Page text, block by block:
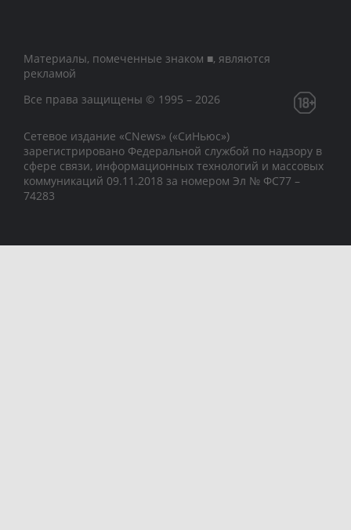
Материалы, помеченные знаком ■, являются
рекламой
Все права защищены © 1995 – 2026
Сетевое издание «CNews» («СиНьюс»)
зарегистрировано Федеральной службой по надзору в
сфере связи, информационных технологий и массовых
коммуникаций 09.11.2018 за номером Эл № ФС77 –
74283